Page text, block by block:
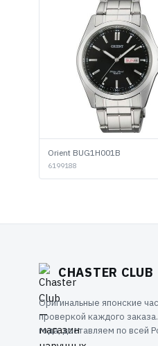
Orient BUG1H001B
6199188
CHASTER CLUB
Оригинальные японские
проверкой каждого
года, доставляем по всей